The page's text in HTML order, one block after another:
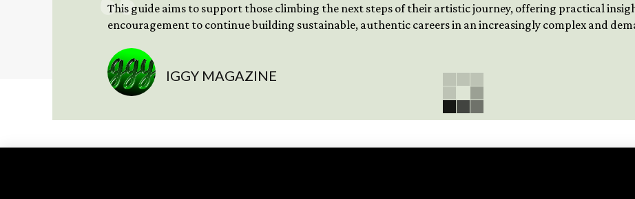
This guide aims to support those climbing the next steps of their artistic journey, offering practical
encouragement to continue building sustainable, authentic careers in an increasingly complex and
IGGY MAGAZINE